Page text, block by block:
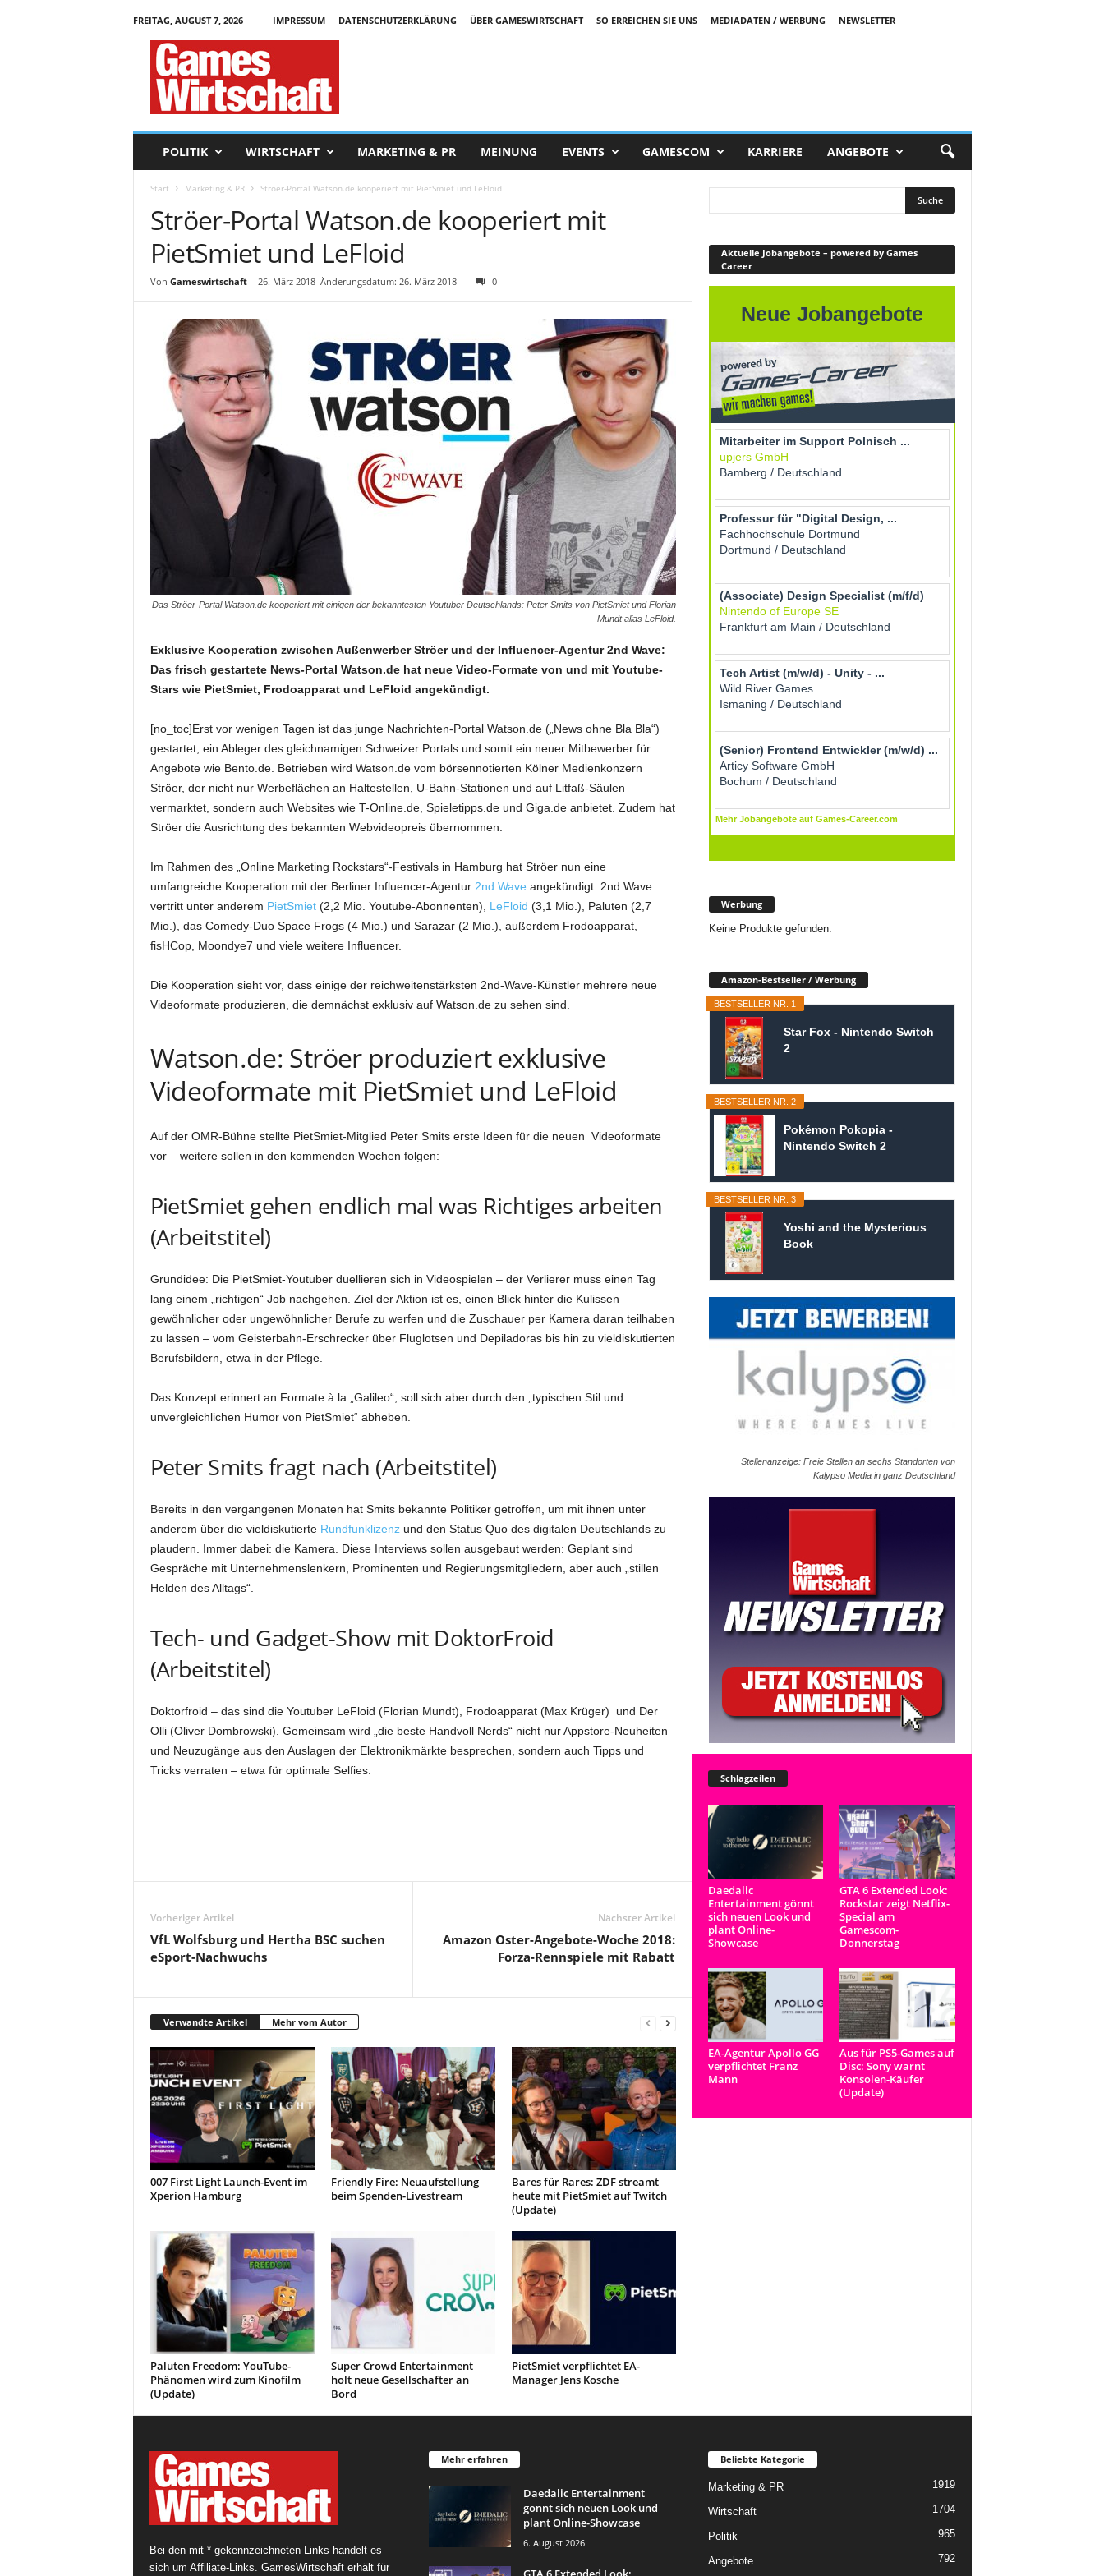
FREITAG, AUGUST 7, 2026 IMPRESSUM DATENSCHUTZERKLÄRUNG ÜBER GAMESWIRTSCHAFT SO ERREICHEN SIE UNS MEDIADATEN / WERBUNG
NEWSLETTER
POLITIK WIRTSCHAFT MARKETING & PR MEINUNG EVENTS GAMESCOM KARRIERE ANGEBOTE
Start Marketing & PR Ströer-Portal Watson.de kooperiert mit PietSmiet und LeFloid
Ströer-Portal Watson.de kooperiert mit
PietSmiet und LeFloid
Von Gameswirtschaft- 26. März 2018 Änderungsdatum: 26. März 2018 0
Das Ströer-Portal Watson.de kooperiert mit einigen der bekanntesten Youtuber Deutschlands: Peter Smits von PietSmiet und Florian
Mundt alias LeFloid.
Exklusive Kooperation zwischen Außenwerber Ströer und der Influencer-Agentur 2nd Wave:
Das frisch gestartete News-Portal Watson.de hat neue Video-Formate von und mit Youtube-
Stars wie PietSmiet, Frodoapparat und LeFloid angekündigt.
[no_toc]Erst vor wenigen Tagen ist das junge Nachrichten-Portal Watson.de („News ohne Bla Bla“)
gestartet, ein Ableger des gleichnamigen Schweizer Portals und somit ein neuer Mitbewerber für
Angebote wie Bento.de. Betrieben wird Watson.de vom börsennotierten Kölner Medienkonzern
Ströer, der nicht nur Werbeflächen an Haltestellen, U-Bahn-Stationen und auf Litfaß-Säulen
vermarktet, sondern auch Websites wie T-Online.de, Spieletipps.de und Giga.de anbietet. Zudem hat
Ströer die Ausrichtung des bekannten Webvideopreis übernommen.
Im Rahmen des „Online Marketing Rockstars“-Festivals in Hamburg hat Ströer nun eine
umfangreiche Kooperation mit der Berliner Influencer-Agentur 2nd Wave angekündigt. 2nd Wave
vertritt unter anderem PietSmiet(2,2 Mio. Youtube-Abonnenten), LeFloid (3,1 Mio.), Paluten (2,7
Mio.), das Comedy-Duo Space Frogs (4 Mio.) und Sarazar (2 Mio.), außerdem Frodoapparat,
fisHCop, Moondye7 und viele weitere Influencer.
Die Kooperation sieht vor, dass einige der reichweitenstärksten 2nd-Wave-Künstler mehrere neue
Videoformate produzieren, die demnächst exklusiv auf Watson.de zu sehen sind.
Watson.de: Ströer produziert exklusive
Videoformate mit PietSmiet und LeFloid
Auf der OMR-Bühne stellte PietSmiet-Mitglied Peter Smits erste Ideen für die neuen Videoformate
vor – weitere sollen in den kommenden Wochen folgen:
PietSmiet gehen endlich mal was Richtiges arbeiten
(Arbeitstitel)
Grundidee: Die PietSmiet-Youtuber duellieren sich in Videospielen – der Verlierer muss einen Tag
lang einem „richtigen“ Job nachgehen. Ziel der Aktion ist es, einen Blick hinter die Kulissen
gewöhnlicher oder ungewöhnlicher Berufe zu werfen und die Zuschauer per Kamera daran teilhaben
zu lassen – vom Geisterbahn-Erschrecker über Fluglotsen und Depiladoras bis hin zu vieldiskutierten
Berufsbildern, etwa in der Pflege.
Das Konzept erinnert an Formate à la „Galileo“, soll sich aber durch den „typischen Stil und
unvergleichlichen Humor von PietSmiet“ abheben.
Peter Smits fragt nach (Arbeitstitel)
Bereits in den vergangenen Monaten hat Smits bekannte Politiker getroffen, um mit ihnen unter
anderem über die vieldiskutierte Rundfunklizenzund den Status Quo des digitalen Deutschlands zu
plaudern. Immer dabei: die Kamera. Diese Interviews sollen ausgebaut werden: Geplant sind
Gespräche mit Unternehmenslenkern, Prominenten und Regierungsmitgliedern, aber auch „stillen
Helden des Alltags“.
Tech- und Gadget-Show mit DoktorFroid
(Arbeitstitel)
Doktorfroid – das sind die Youtuber LeFloid (Florian Mundt), Frodoapparat (Max Krüger) und Der
Olli (Oliver Dombrowski). Gemeinsam wird „die beste Handvoll Nerds“ nicht nur Appstore-Neuheiten
und Neuzugänge aus den Auslagen der Elektronikmärkte besprechen, sondern auch Tipps und
Tricks verraten – etwa für optimale Selfies.
Vorheriger Artikel
VfL Wolfsburg und Hertha BSC suchen
eSport-Nachwuchs
Nächster Artikel
Amazon Oster-Angebote-Woche 2018:
Forza-Rennspiele mit Rabatt
Verwandte Artikel Mehr vom Autor
007 First Light Launch-Event im
Xperion Hamburg
Friendly Fire: Neuaufstellung
beim Spenden-Livestream
Bares für Rares: ZDF streamt
heute mit PietSmiet auf Twitch
(Update)
Paluten Freedom: YouTube-
Phänomen wird zum Kinofilm
(Update)
Super Crowd Entertainment
holt neue Gesellschafter an
Bord
PietSmiet verpflichtet EA-
Manager Jens Kosche
Aktuelle Jobangebote – powered by Games
Career
Werbung
Keine Produkte gefunden.
Amazon-Bestseller / Werbung
BESTSELLER NR. 1
Star Fox - Nintendo Switch
2
BESTSELLER NR. 2
Pokémon Pokopia -
Nintendo Switch 2
BESTSELLER NR. 3
Yoshi and the Mysterious
Book
Stellenanzeige: Freie Stellen an sechs Standorten von
Kalypso Media in ganz Deutschland
Schlagzeilen
Daedalic
Entertainment gönnt
sich neuen Look und
plant Online-
Showcase
GTA 6 Extended Look:
Rockstar zeigt Netflix-
Special am
Gamescom-
Donnerstag
EA-Agentur Apollo GG
verpflichtet Franz
Mann
Aus für PS5-Games auf
Disc: Sony warnt
Konsolen-Käufer
(Update)
Bei den mit * gekennzeichneten Links handelt es
sich um Affiliate-Links. GamesWirtschaft erhält für
Mehr erfahren
Daedalic Entertainment
gönnt sich neuen Look und
plant Online-Showcase
6. August 2026
Beliebte Kategorie
Marketing & PR 1919
Wirtschaft 1704
Politik 965
Angebote 792